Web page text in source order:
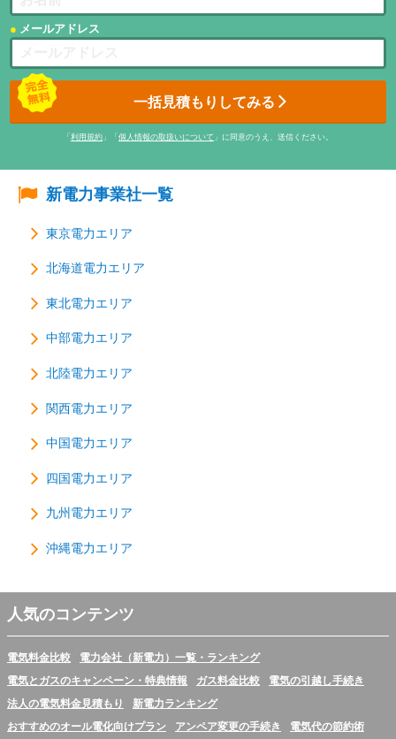
メールアドレス
一括見積もりしてみる
「 利用規約 」「 個人情報の取扱いについて 」に同意のうえ、送信ください。
新電力事業社一覧
東京電力エリア
北海道電力エリア
東北電力エリア
中部電力エリア
北陸電力エリア
関西電力エリア
中国電力エリア
四国電力エリア
九州電力エリア
沖縄電力エリア
人気のコンテンツ
電気料金比較
電力会社（新電力）一覧・ランキング
電気とガスのキャンペーン・特典情報
ガス料金比較
電気の引越し手続き
法人の電気料金見積もり
新電力ランキング
おすすめのオール電化向けプラン
アンペア変更の手続き
電気代の節約術